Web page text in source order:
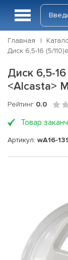
Главная
Диск 6,5-16 (5/
Диск 6,5-16
<Alcasta>
Рейтинг 0.0
Товар
Артикул: wA16-